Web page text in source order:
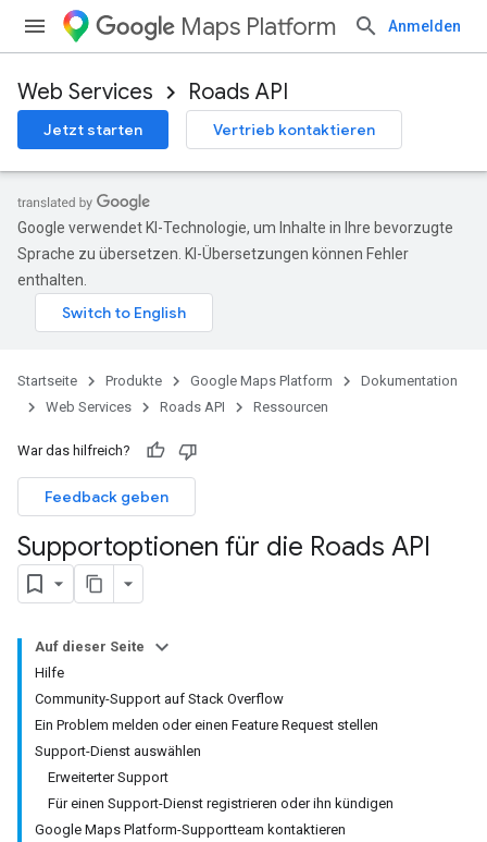
Maps Platform Anmelden
Web Services Roads API
Jetzt starten Vertrieb kontaktieren
Google verwendet KI-Technologie, um Inhalte in Ihre bevorzugte
Sprache zu übersetzen. KI-Übersetzungen können Fehler
enthalten.
Startseite Produkte Google Maps Platform
Dokumentation
Web Services
Roads API Ressourcen
War das hilfreich?
Feedback geben
Supportoptionen für die Roads API
Auf dieser Seite
Hilfe
Community-Support auf Stack Overflow
Ein Problem melden oder einen Feature Request stellen
Support-Dienst auswählen
Erweiterter Support
Für einen Support-Dienst registrieren oder ihn kündigen
Google Maps Platform-Supportteam kontaktieren